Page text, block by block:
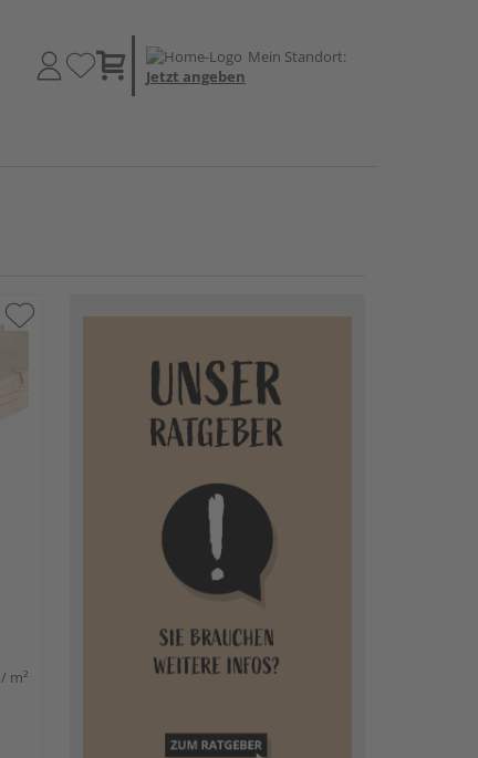
Mein Standort:
Jetzt angeben
/ m²